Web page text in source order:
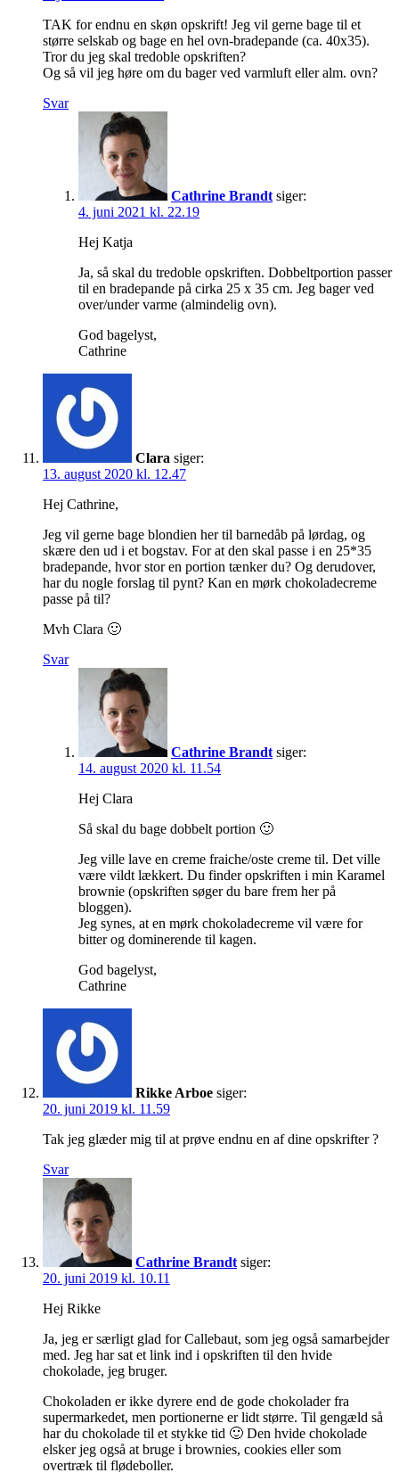
TAK for endnu en skøn opskrift! Jeg vil gerne bage til et
større selskab og bage en hel ovn-bradepande (ca. 40x35).
Tror du jeg skal tredoble opskriften?
Og så vil jeg høre om du bager ved varmluft eller alm. ovn?
Svar
Cathrine Brandt siger:
4. juni 2021 kl. 22.19
Hej Katja
Ja, så skal du tredoble opskriften. Dobbeltportion passer
til en bradepande på cirka 25 x 35 cm. Jeg bager ved
over/under varme (almindelig ovn).
God bagelyst,
Cathrine
Clara siger:
13. august 2020 kl. 12.47
Hej Cathrine,
Jeg vil gerne bage blondien her til barnedåb på lørdag, og
skære den ud i et bogstav. For at den skal passe i en 25*35
bradepande, hvor stor en portion tænker du? Og derudover,
har du nogle forslag til pynt? Kan en mørk chokoladecreme
passe på til?
Mvh Clara 🙂
Svar
Cathrine Brandt siger:
14. august 2020 kl. 11.54
Hej Clara
Så skal du bage dobbelt portion 🙂
Jeg ville lave en creme fraiche/oste creme til. Det ville
være vildt lækkert. Du finder opskriften i min Karamel
brownie (opskriften søger du bare frem her på
bloggen).
Jeg synes, at en mørk chokoladecreme vil være for
bitter og dominerende til kagen.
God bagelyst,
Cathrine
Rikke Arboe siger:
20. juni 2019 kl. 11.59
Tak jeg glæder mig til at prøve endnu en af dine opskrifter ?
Svar
Cathrine Brandt siger:
20. juni 2019 kl. 10.11
Hej Rikke
Ja, jeg er særligt glad for Callebaut, som jeg også samarbejder
med. Jeg har sat et link ind i opskriften til den hvide
chokolade, jeg bruger.
Chokoladen er ikke dyrere end de gode chokolader fra
supermarkedet, men portionerne er lidt større. Til gengæld så
har du chokolade til et stykke tid 🙂 Den hvide chokolade
elsker jeg også at bruge i brownies, cookies eller som
overtræk til flødeboller.